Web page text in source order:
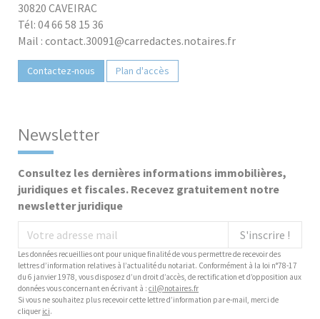
30820 CAVEIRAC
Tél: 04 66 58 15 36
Mail : contact.30091@carredactes.notaires.fr
Contactez-nous Plan d'accès
Newsletter
Consultez les dernières informations immobilières,
juridiques et fiscales. Recevez gratuitement notre
newsletter juridique
S'inscrire !
Les données recueillies ont pour unique finalité de vous permettre de recevoir des
lettres d’information relatives à l’actualité du notariat. Conformément à la loi n°78-17
du 6 janvier 1978, vous disposez d’un droit d’accès, de rectification et d’opposition aux
données vous concernant en écrivant à : cil@notaires.fr
Si vous ne souhaitez plus recevoir cette lettre d’information par e-mail, merci de
cliquer ici.